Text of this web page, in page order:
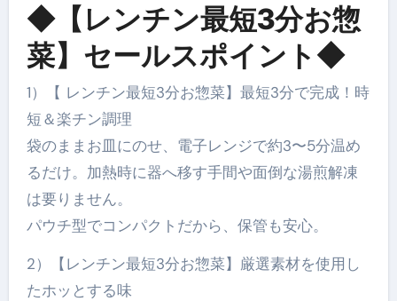
◆【レンチン最短3分お惣
菜】セールスポイント◆
1）【 レンチン最短3分お惣菜】最短3分で完成！時
短＆楽チン調理
袋のままお皿にのせ、電子レンジで約3〜5分温め
るだけ。加熱時に器へ移す手間や面倒な湯煎解凍
は要りません。
パウチ型でコンパクトだから、保管も安心。
2）【レンチン最短3分お惣菜】厳選素材を使用し
たホッとする味